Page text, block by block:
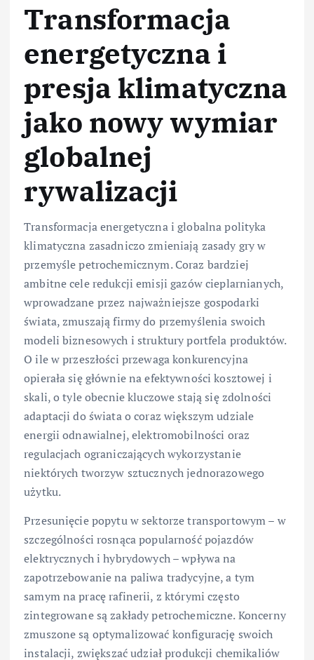
Transformacja
energetyczna i
presja klimatyczna
jako nowy wymiar
globalnej
rywalizacji
Transformacja energetyczna i globalna polityka
klimatyczna zasadniczo zmieniają zasady gry w
przemyśle petrochemicznym. Coraz bardziej
ambitne cele redukcji emisji gazów cieplarnianych,
wprowadzane przez najważniejsze gospodarki
świata, zmuszają firmy do przemyślenia swoich
modeli biznesowych i struktury portfela produktów.
O ile w przeszłości przewaga konkurencyjna
opierała się głównie na efektywności kosztowej i
skali, o tyle obecnie kluczowe stają się zdolności
adaptacji do świata o coraz większym udziale
energii odnawialnej, elektromobilności oraz
regulacjach ograniczających wykorzystanie
niektórych tworzyw sztucznych jednorazowego
użytku.
Przesunięcie popytu w sektorze transportowym – w
szczególności rosnąca popularność pojazdów
elektrycznych i hybrydowych – wpływa na
zapotrzebowanie na paliwa tradycyjne, a tym
samym na pracę rafinerii, z którymi często
zintegrowane są zakłady petrochemiczne. Koncerny
zmuszone są optymalizować konfigurację swoich
instalacji, zwiększać udział produkcji chemikaliów